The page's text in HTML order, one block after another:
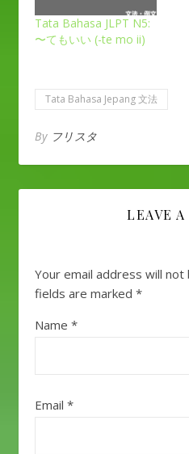
Tata Bahasa JLPT N5:
〜てもいい (-te mo ii)
Tata Bahasa Jepang 文法
By フリスタ
LEAVE A
Your email address will not
fields are marked *
Name *
Email *